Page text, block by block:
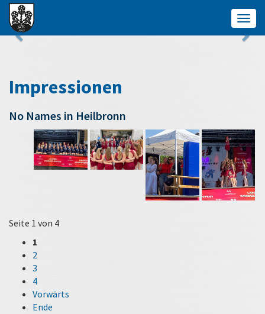
Impressionen
No Names in Heilbronn
Seite 1 von 4
1
2
3
4
Vorwärts
Ende